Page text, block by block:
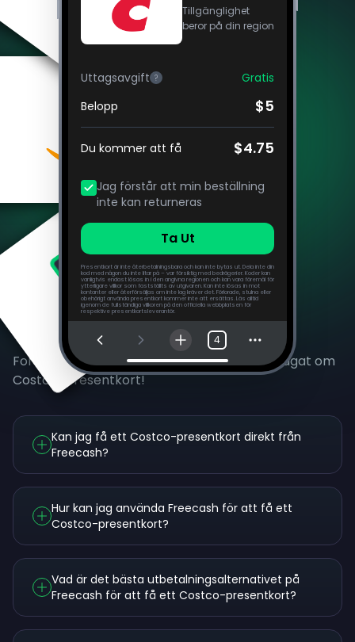
Tillgänglighet
beror på din region
Uttagsavgift ?
Gratis
Belopp
$5
Du kommer att få $4.75
Jag förstår att min beställning
inte kan returneras
Ta Ut
Presentkort är inte återbetalningsbara och kan inte bytas ut. Dela inte din
kod med någon du inte litar på – var försiktig med bedrägerier. Koder kan
vanligtvis endast lösas in i den angivna regionen och kan vara föremål för
ytterligare villkor som fastställts av utgivaren. Kan inte lösas in mot
kontanter eller återförsäljas om inte lag kräver det. Förlorade, stulna eller
obehörigt använda presentkort kommer inte att ersättas. Läs alltid
igenom de fullständiga villkoren på den officiella webbplatsen för
respektive presentkortsleverantör.
4
Vanliga frågor
Fortfarande nyfiken? Kolla vad andra har frågat om
Costco-presentkort!
Kan jag få ett Costco-presentkort direkt från
Freecash?
Hur kan jag använda Freecash för att få ett
Costco-presentkort?
Vad är det bästa utbetalningsalternativet på
Freecash för att få ett Costco-presentkort?